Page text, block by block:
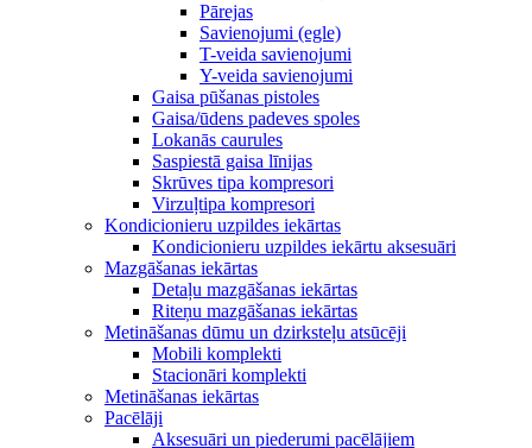
Pārejas
Savienojumi (egle)
T-veida savienojumi
Y-veida savienojumi
Gaisa pūšanas pistoles
Gaisa/ūdens padeves spoles
Lokanās caurules
Saspiestā gaisa līnijas
Skrūves tipa kompresori
Virzuļtipa kompresori
Kondicionieru uzpildes iekārtas
Kondicionieru uzpildes iekārtu aksesuāri
Mazgāšanas iekārtas
Detaļu mazgāšanas iekārtas
Riteņu mazgāšanas iekārtas
Metināšanas dūmu un dzirksteļu atsūcēji
Mobili komplekti
Stacionāri komplekti
Metināšanas iekārtas
Pacēlāji
Aksesuāri un piederumi pacēlājiem